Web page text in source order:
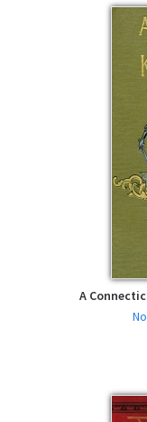
Twain -
epub |
Twain -
mobi |
Twain -
fb2 |
Twain -
azw3 |
A